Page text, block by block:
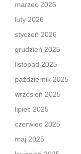
marzec 2026
luty 2026
styczeń 2026
grudzień 2025
listopad 2025
październik 2025
wrzesień 2025
lipiec 2025
czerwiec 2025
maj 2025